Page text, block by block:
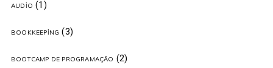
AUDIO (1)
BOOKKEEPING (3)
BOOTCAMP DE PROGRAMAÇÃO (2)